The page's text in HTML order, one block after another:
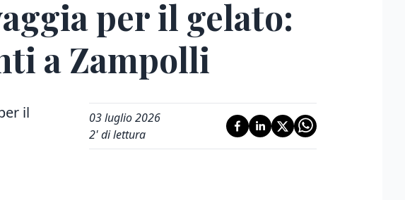
per il gelato:
a Zampolli
il
03 luglio 2026
2' di lettura